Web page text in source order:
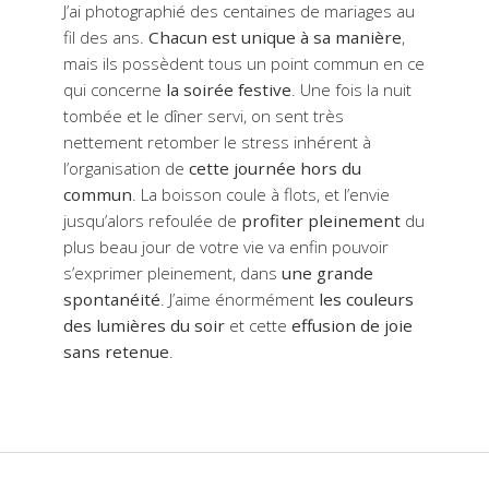
J’ai photographié des centaines de mariages au
fil des ans.Chacun est unique à sa manière,
mais ils possèdent tous un point commun en ce
qui concerne la soirée festive . Une fois la nuit
tombée et le dîner servi, on sent très
nettement retomber le stress inhérent à
l’organisation decette journée hors du
commun . La boisson coule à flots, et l’envie
jusqu’alors refoulée de profiter pleinement du
plus beau jour de votre vie va enfin pouvoir
s’exprimer pleinement, dansune grande
spontanéité . J’aime énormément les couleurs
des lumières du soir et cetteeffusion de joie
sans retenue